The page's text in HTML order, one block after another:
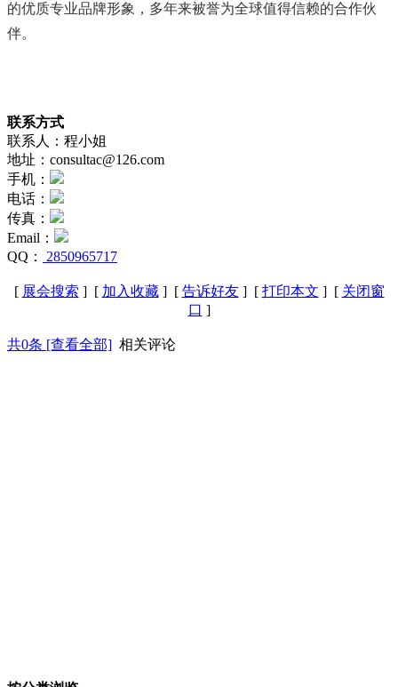
的优质专业品牌形象，多年来被誉为全球值得信赖的合作伙
伴。
联系方式
联系人：程小姐
地址：consultac@126.com
手机：
电话：
传真：
Email：
QQ：
2850965717
[ 展会搜索 ] [ 加入收藏] [ 告诉好友] [ 打印本文 ] [ 关闭窗
口 ]
共0条 [查看全部] 相关评论